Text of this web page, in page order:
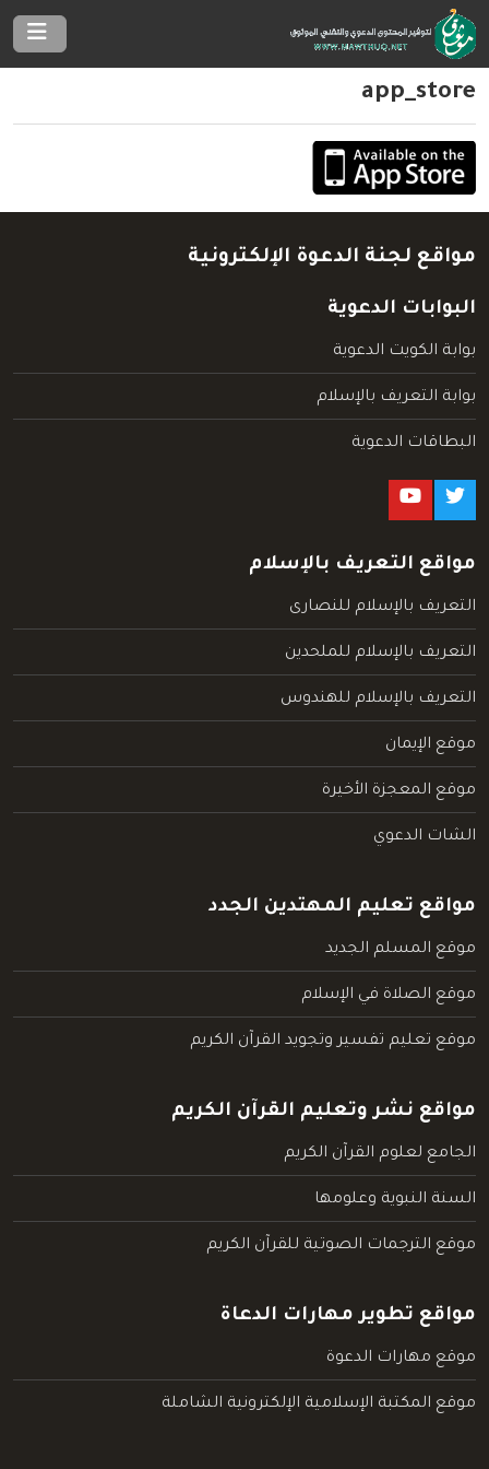
app_store
مواقع لجنة الدعوة الإلكترونية
البوابات الدعوية
بوابة الكويت الدعوية
بوابة التعريف بالإسلام
البطاقات الدعوية
مواقع التعريف بالإسلام
التعريف بالإسلام للنصارى
التعريف بالإسلام للملحدين
التعريف بالإسلام للهندوس
موقع الإيمان
موقع المعجزة الأخيرة
الشات الدعوي
مواقع تعليم المهتدين الجدد
موقع المسلم الجديد
موقع الصلاة في الإسلام
موقع تعليم تفسير وتجويد القرآن الكريم
مواقع نشر وتعليم القرآن الكريم
الجامع لعلوم القرآن الكريم
السنة النبوية وعلومها
موقع الترجمات الصوتية للقرآن الكريم
مواقع تطوير مهارات الدعاة
موقع مهارات الدعوة
موقع المكتبة الإسلامية الإلكترونية الشاملة